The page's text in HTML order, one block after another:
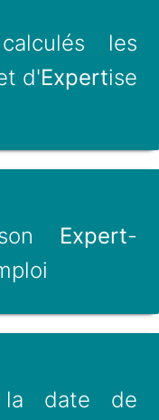
les
d'Expertise
Expert-
la date de